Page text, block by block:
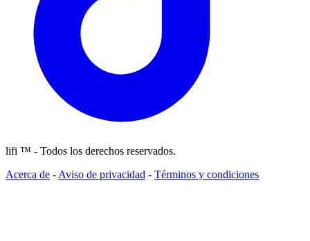
lifi ™ - Todos los derechos reservados.
Acerca de - Aviso de privacidad - Términos y condiciones